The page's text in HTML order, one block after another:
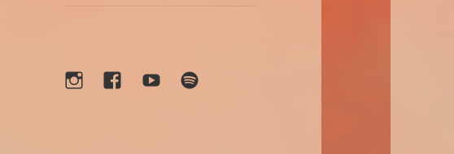
InstagramFacebookYouTubeSpotify